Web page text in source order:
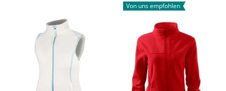
Von uns empfohlen